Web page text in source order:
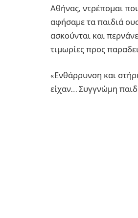
Αθήνας, ντρέπομαι
αφήσαμε τα παιδιά
ασκούνται και
τιμωρίες προς
«Ενθάρρυνση και
είχαν… Συγγνώμη